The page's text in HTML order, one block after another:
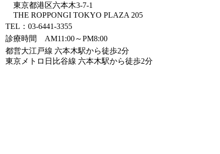
東京都港区六本木3-7-1
THE ROPPONGI TOKYO PLAZA 205
TEL：03-6441-3355
診療時間 AM11:00～PM8:00
都営大江戸線 六本木駅から徒歩2分
東京メトロ日比谷線 六本木駅から徒歩2分